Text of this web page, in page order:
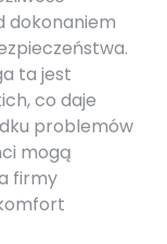
dokonaniem
ta jest
co daje
problemów
mogą
firmy